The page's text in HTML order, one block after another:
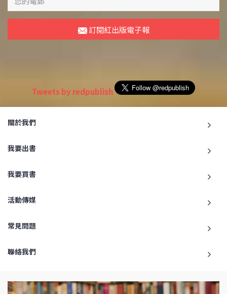
訂閱紅出版電子報
Tweets by redpublish
關於我們
我要出書
我要買書
活動傳媒
常見問題
聯絡我們